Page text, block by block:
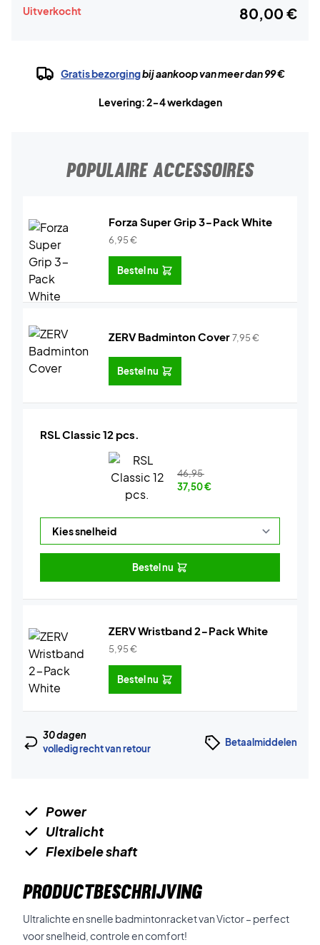
Uitverkocht 80,00 €
Gratis bezorgingbij aankoop van meer dan 99 €
Levering: 2-4 werkdagen
POPULAIRE ACCESSOIRES
Forza Super Grip 3-Pack White
6,95€
Bestel nu
ZERV Badminton Cover7,95€
Bestel nu
RSL Classic 12 pcs.
46,95
37,50€
Bestel nu
ZERV Wristband 2-Pack White
5,95€
Bestel nu
30 dagen
volledig recht van retour
Betaalmiddelen
Power
Ultralicht
Flexibele shaft
PRODUCTBESCHRIJVING
Ultralichte en snelle badmintonracket van Victor – perfect
voor snelheid, controle en comfort!